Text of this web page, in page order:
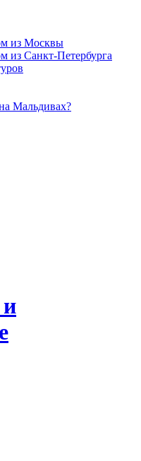
из Москвы
из Санкт-Петербурга
Мальдивах?